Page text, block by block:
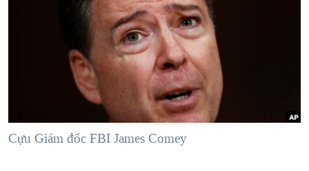
NGƯỜI VIỆT HẢI NGOẠI
KHOA HỌC
VĂN HOÁ
HÀNH TRÌNH BẦU CỬ 2024
MỘT NĂM CHIẾN TRANH TẠI DẢI GAZA
GIẢI MÃ VÀNH ĐAI & CON ĐƯỜNG
NGÀY TỊ NẠN THẾ GIỚI
Ngôn ngữ khác
Cựu Giám đốc FBI James Comey